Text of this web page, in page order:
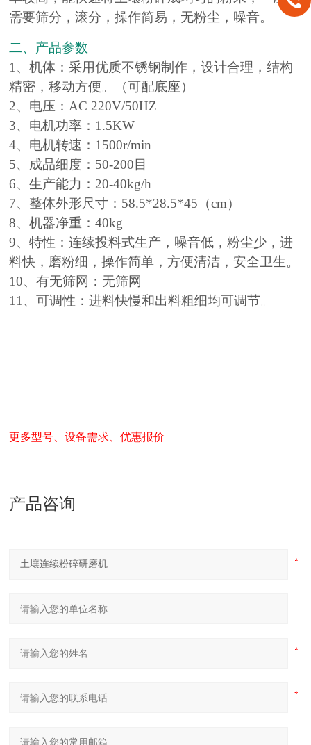
需要筛分，滚分，操作简易，无粉尘，噪音。
二、产品参数
1、机体：采用优质不锈钢制作，设计合理，结构
精密，移动方便。（可配底座）
2、电压：AC 220V/50HZ
3、电机功率：1.5KW
4、电机转速：1500r/min
5、成品细度：50-200目
6、生产能力：20-40kg/h
7、整体外形尺寸：58.5*28.5*45（cm）
8、机器净重：40kg
9、特性：连续投料式生产，噪音低，粉尘少，进
料快，磨粉细，操作简单，方便清洁，安全卫生。
10、有无筛网：无筛网
11、可调性：进料快慢和出料粗细均可调节。
更多型号、设备需求、优惠报价
产品咨询